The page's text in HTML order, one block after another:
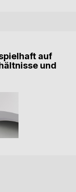
auf
und